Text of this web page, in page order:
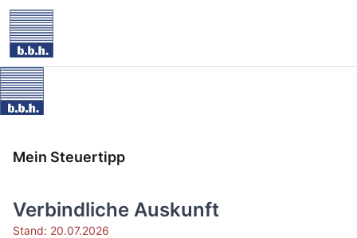
Mein Steuertipp
Verbindliche Auskunft
Stand: 20.07.2026